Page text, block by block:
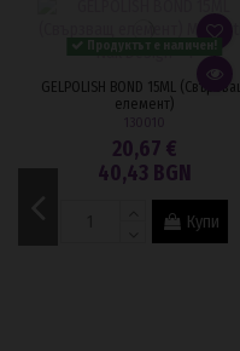
GELPOLISH BOND 15ML (Свързващ
елемент)